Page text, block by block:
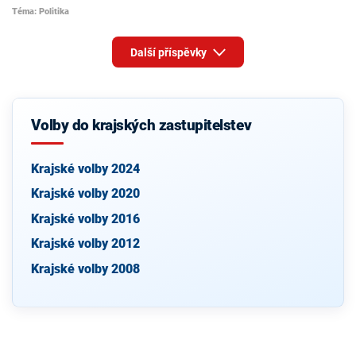
Téma: Politika
Další příspěvky
Volby do krajských zastupitelstev
Krajské volby 2024
Krajské volby 2020
Krajské volby 2016
Krajské volby 2012
Krajské volby 2008